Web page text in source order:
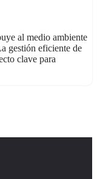
al medio ambiente
gestión eficiente de
clave para